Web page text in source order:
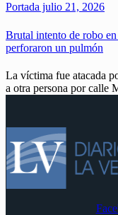
Portada julio 21, 2026
Brutal intento de robo
perforaron un pulmón
La víctima fue atacada
a otra persona por calle